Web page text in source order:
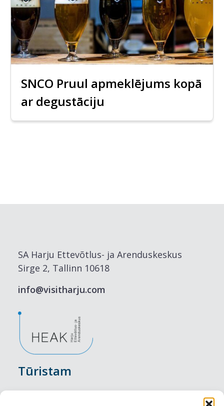
SNCO Pruul apmeklējums kopā
ar degustāciju
SA Harju Ettevõtlus- ja Arenduskeskus
Sirge 2, Tallinn 10618
info@visitharju.com
Tūristam